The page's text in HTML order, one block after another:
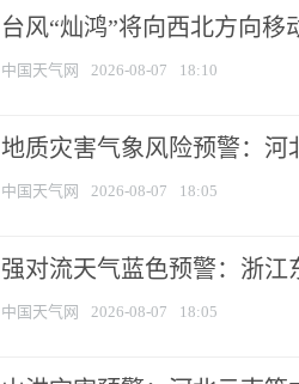
台风“灿鸿”将向西北方向移
中国天气网 2026-08-07 18:10
地质灾害气象风险预警：河
中国天气网 2026-08-07 18:05
强对流天气蓝色预警：浙江
中国天气网 2026-08-07 18:05